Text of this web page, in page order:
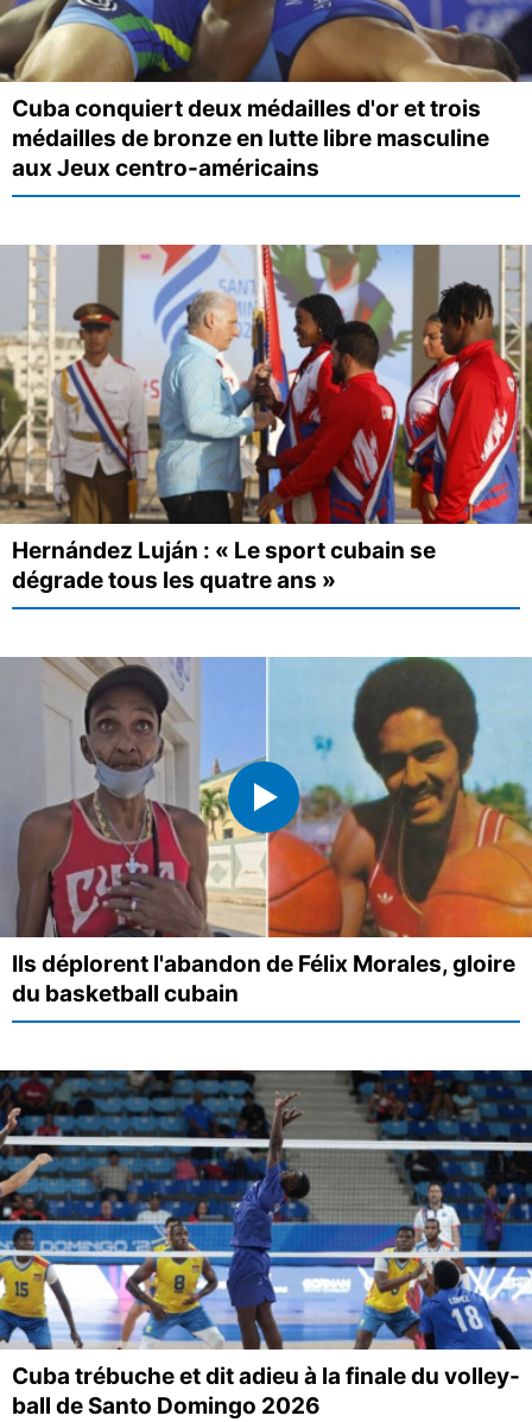
Cuba conquiert deux médailles d'or et trois
médailles de bronze en lutte libre masculine
aux Jeux centro-américains
Hernández Luján : « Le sport cubain se
dégrade tous les quatre ans »
Ils déplorent l'abandon de Félix Morales, gloire
du basketball cubain
Cuba trébuche et dit adieu à la finale du volley-
ball de Santo Domingo 2026